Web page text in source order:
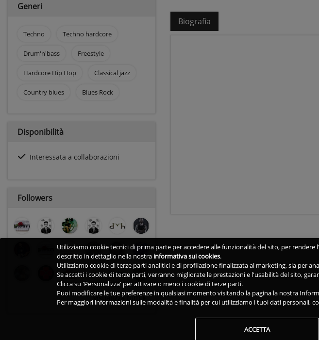
Generi
Techno Techno hardcore
Drum'n'bass Freestyle
Hardcore Hip Hop Classical jazz
Country blues Blues Rock
Disponibilità
Interessata a collaborazioni
Followers
visualizza tutti
Biografia
Utilizziamo cookie tecnici di prima parte per accedere alle funzionalità del sito, per
descritto in dettaglio nella nostra informativa sui cookies.
Utilizziamo cookie di terze parti analitici e di profilazione finalizzata al marketing, sia per
Se accetti i cookie di terze parti, verranno migliorate le prestazioni e l'usabilità del sito,
Clicca su 'Personalizza' per attivare o meno i cookie di terze parti.
Puoi modificare le tue preferenze in qualsiasi momento visitando la pagina la nostra
Per maggiori informazioni sulle modalità e finalità per cui utilizziamo i tuoi dati personali,
ACCETTA